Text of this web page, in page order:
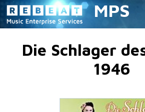
MPS
Die Schlager
1946